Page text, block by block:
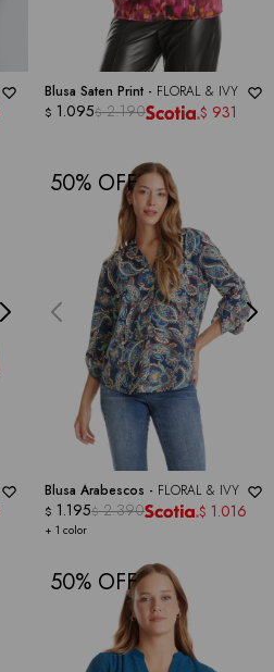
Blusa Saten Print - FLORAL & IVY
$ 1.095$ 2.190 $ 931
50
Blusa Arabescos - FLORAL & IVY
+ 1 color
$ 1.195$ 2.390 $ 1.016
50